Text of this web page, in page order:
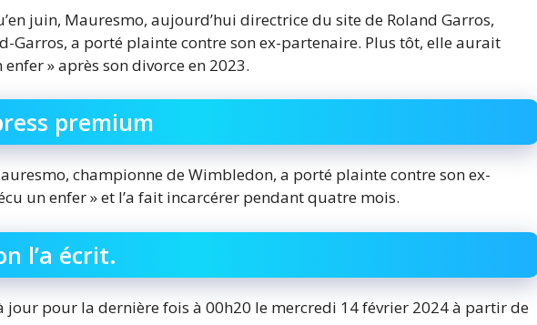
juin, Mauresmo, aujourd’hui directrice du site de Roland Garros,
Garros, a porté plainte contre son ex-partenaire. Plus tôt, elle aurait
» après son divorce en 2023.
premium
championne de Wimbledon, a porté plainte contre son ex-
un enfer » et l’a fait incarcérer pendant quatre mois.
l’a écrit.
jour pour la dernière fois à 00h20 le mercredi 14 février 2024 à partir de